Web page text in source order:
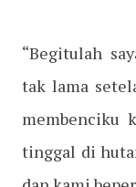
“Begitulah
tak lama
membenciku
tinggal di